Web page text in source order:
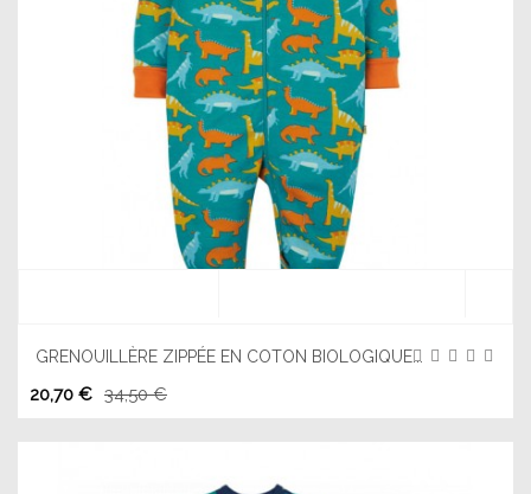
GRENOUILLÈRE ZIPPÉE EN COTON BIOLOGIQUE...
20,70 € 34,50 €